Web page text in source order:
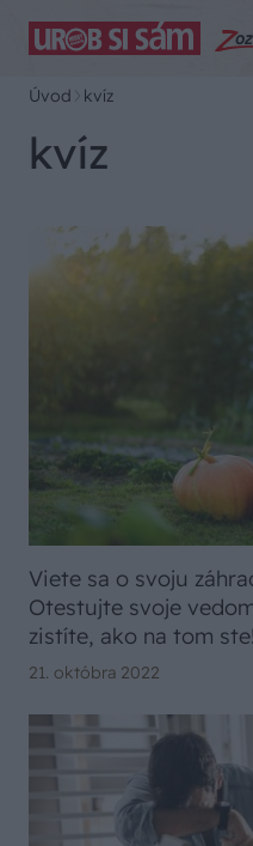
Úvod kvíz
kvíz
Viete sa o svoju
Otestujte svoje
zistíte, ako na tom ste!
21. októbra 2022